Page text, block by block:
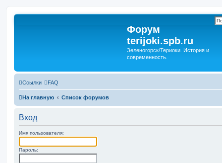
Форум
terijoki.spb.ru
Зеленогорск/Териоки. История и
современность.
Ссылки FAQ
На главную Список форумов
Вход
Имя пользователя:
Пароль: